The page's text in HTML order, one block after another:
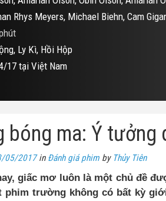
Rhys Meyers, Michael Biehn, Cam
Ly Kì, Hồi Hộp
17 tại Việt Nam
bóng ma: Ý
05/2017in Đánh giá phimby Thủy Tiên
giấc mơ luôn là một chủ đề
phim trường không có bất kỳ